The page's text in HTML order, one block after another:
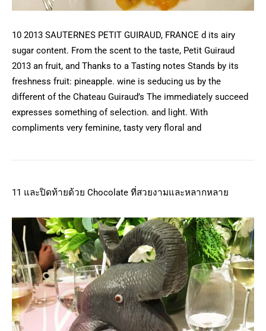
10 2013 SAUTERNES PETIT GUIRAUD, FRANCE d its airy
sugar content. From the scent to the taste, Petit Guiraud
2013 an fruit, and Thanks to a Tasting notes Stands by its
freshness fruit: pineapple. wine is seducing us by the
different of the Chateau Guiraud’s The immediately succeed
expresses something of selection. and light. With
compliments very feminine, tasty very floral and
11 และปิดท้ายด้วย Chocolate ที่สวยงามและหลากหลาย